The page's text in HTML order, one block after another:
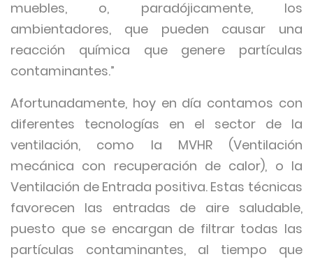
muebles, o, paradójicamente, los
ambientadores, que pueden causar una
reacción química que genere partículas
contaminantes.”
Afortunadamente, hoy en día contamos con
diferentes tecnologías en el sector de la
ventilación, como la MVHR (Ventilación
mecánica con recuperación de calor), o la
Ventilación de Entrada positiva. Estas técnicas
favorecen las entradas de aire saludable,
puesto que se encargan de filtrar todas las
partículas contaminantes, al tiempo que